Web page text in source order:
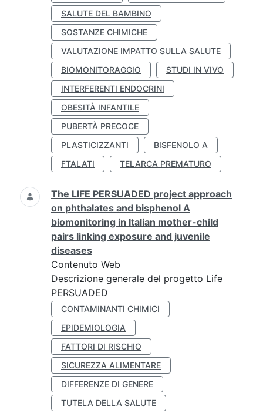
SALUTE DEL BAMBINO
SOSTANZE CHIMICHE
VALUTAZIONE IMPATTO SULLA SALUTE
BIOMONITORAGGIO
STUDI IN VIVO
INTERFERENTI ENDOCRINI
OBESITÀ INFANTILE
PUBERTÀ PRECOCE
PLASTICIZZANTI
BISFENOLO A
FTALATI
TELARCA PREMATURO
The LIFE PERSUADED project approach
on phthalates and bisphenol A
biomonitoring in Italian mother-child
pairs linking exposure and juvenile
diseases
Contenuto Web
Descrizione generale del progetto Life
PERSUADED
CONTAMINANTI CHIMICI
EPIDEMIOLOGIA
FATTORI DI RISCHIO
SICUREZZA ALIMENTARE
DIFFERENZE DI GENERE
TUTELA DELLA SALUTE